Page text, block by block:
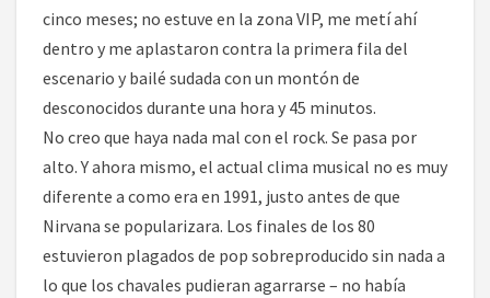
cinco meses; no estuve en la zona VIP, me metí ahí
dentro y me aplastaron contra la primera fila del
escenario y bailé sudada con un montón de
desconocidos durante una hora y 45 minutos.
No creo que haya nada mal con el rock. Se pasa por
alto. Y ahora mismo, el actual clima musical no es muy
diferente a como era en 1991, justo antes de que
Nirvana se popularizara. Los finales de los 80
estuvieron plagados de pop sobreproducido sin nada a
lo que los chavales pudieran agarrarse – no había